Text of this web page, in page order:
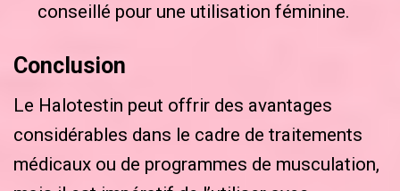
conseillé pour une utilisation féminine.
Conclusion
Le Halotestin peut offrir des avantages
considérables dans le cadre de traitements
médicaux ou de programmes de musculation,